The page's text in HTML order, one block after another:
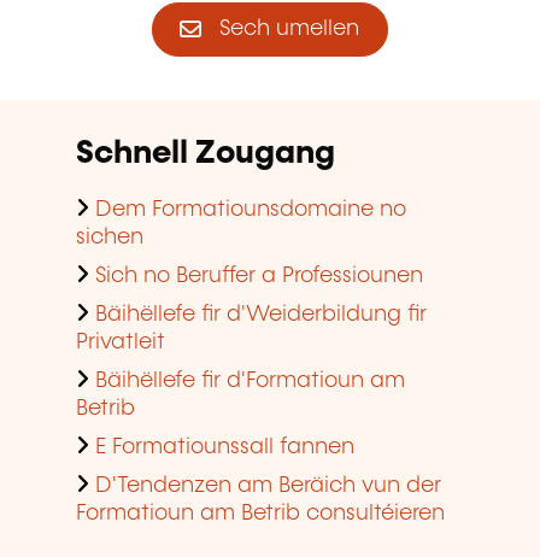
Sech umellen
Schnell Zougang
Dem Formatiounsdomaine no
sichen
Sich no Beruffer a Professiounen
Bäihëllefe fir d'Weiderbildung fir
Privatleit
Bäihëllefe fir d'Formatioun am
Betrib
E Formatiounssall fannen
D'Tendenzen am Beräich vun der
Formatioun am Betrib consultéieren